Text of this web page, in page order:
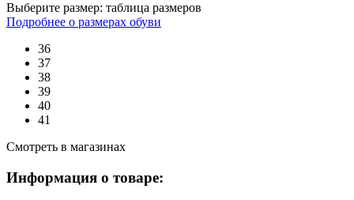
Выберите размер: таблица размеров
Подробнее о размерах обуви
36
37
38
39
40
41
Смотреть в магазинах
Информация о товаре: